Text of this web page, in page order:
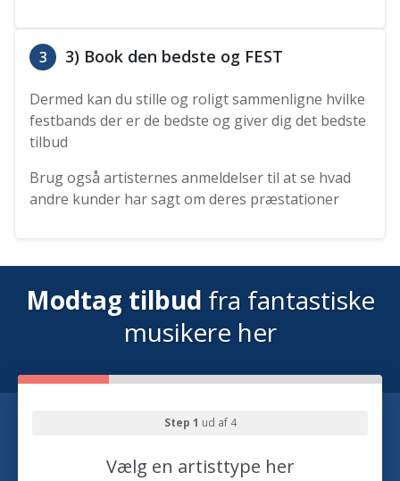
3 3) Book den bedste og FEST
Dermed kan du stille og roligt sammenligne hvilke
festbands der er de bedste og giver dig det bedste
tilbud
Brug også artisternes anmeldelser til at se hvad
andre kunder har sagt om deres præstationer
Modtag tilbud fra fantastiske
musikere her
Step 1 ud af 4
Vælg en artisttype her